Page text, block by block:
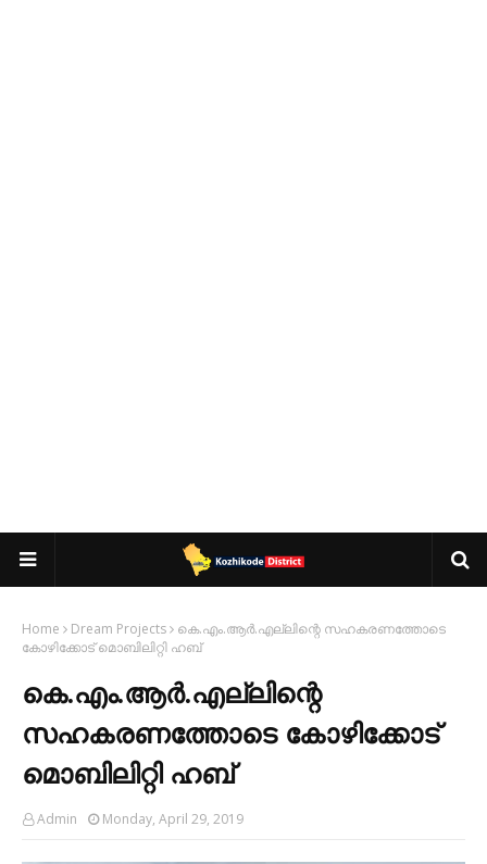
Home Dream Projects
കെ.എം.ആര്‍.എല്ലിന്റെ സഹകരണത്തോടെ
കോഴിക്കോട് മൊബിലിറ്റി ഹബ്
കെ.എം.ആര്‍.എല്ലിന്റെ
സഹകരണത്തോടെ കോഴിക്കോട്
മൊബിലിറ്റി ഹബ്
Admin Monday, April 29, 2019